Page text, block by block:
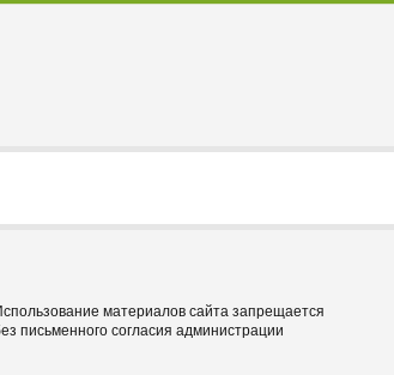
материалов сайта запрещается
письменного согласия администрации